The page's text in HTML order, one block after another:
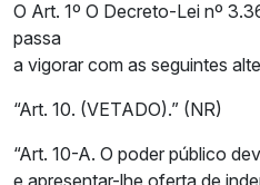
O Art. 1º O Decreto-Lei nº
passa
a vigorar com as seguintes
“Art. 10. (VETADO).” (NR)
“Art. 10-A. O poder público
e apresentar-lhe oferta de